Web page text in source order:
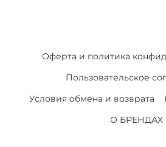
Оферта и политика
Пользовательское
Условия обмена и возврата
О БРЕНДАХ